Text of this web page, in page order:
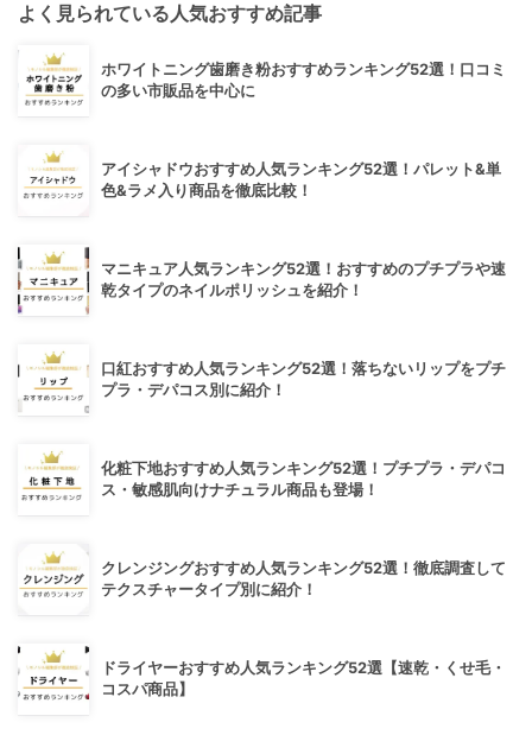
よく見られている人気おすすめ記事
ホワイトニング歯磨き粉おすすめランキング52選！口コミ
の多い市販品を中心に
アイシャドウおすすめ人気ランキング52選！パレット&単
色&ラメ入り商品を徹底比較！
マニキュア人気ランキング52選！おすすめのプチプラや速
乾タイプのネイルポリッシュを紹介！
口紅おすすめ人気ランキング52選！落ちないリップをプチ
プラ・デパコス別に紹介！
化粧下地おすすめ人気ランキング52選！プチプラ・デパコ
ス・敏感肌向けナチュラル商品も登場！
クレンジングおすすめ人気ランキング52選！徹底調査して
テクスチャータイプ別に紹介！
ドライヤーおすすめ人気ランキング52選【速乾・くせ毛・
コスパ商品】